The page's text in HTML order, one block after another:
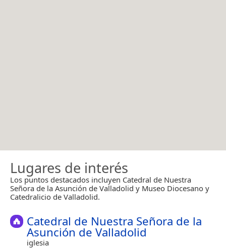
Lugares de interés
Los puntos destacados incluyen Catedral de Nuestra
Señora de la Asunción de Valladolid y Museo Diocesano y
Catedralicio de Valladolid.
Catedral de Nuestra Señora de la
Asunción de Valladolid
iglesia